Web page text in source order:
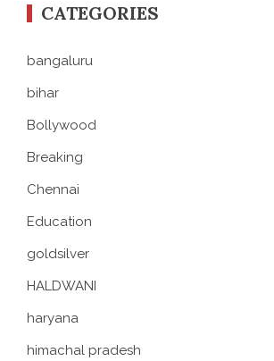
CATEGORIES
bangaluru
bihar
Bollywood
Breaking
Chennai
Education
goldsilver
HALDWANI
haryana
himachal pradesh